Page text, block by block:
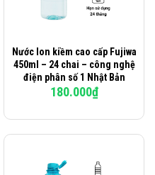
Nước Ion kiềm cao cấp Fujiwa
450ml – 24 chai – công nghệ
điện phân số 1 Nhật Bản
180.000₫